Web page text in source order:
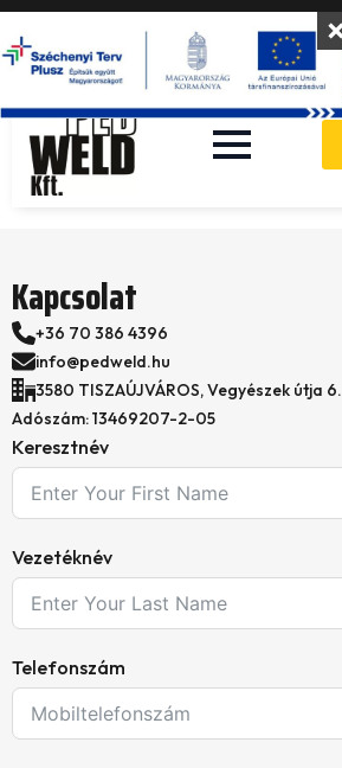
to
content
+36 70 386 4396
Kapcsolat
+36 70 386 4396
info@pedweld.hu
3580 TISZAÚJVÁROS, Vegyészek útja 6.
Adószám: 13469207-2-05
Keresztnév
Vezetéknév
Telefonszám